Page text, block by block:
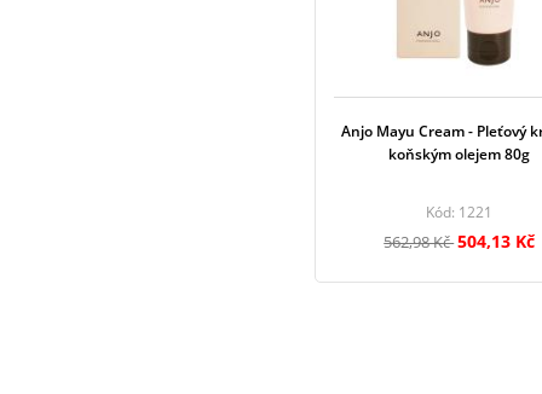
Anjo Mayu Cream - Pleťový
koňským olejem 80g
Kód: 1221
562,98 Kč504,13 Kč